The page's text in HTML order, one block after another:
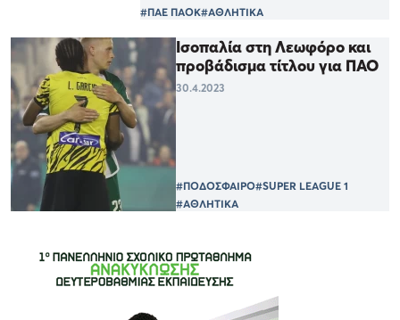
#ΠΑΕ ΠΑΟΚ#ΑΘΛΗΤΙΚΑ
Ισοπαλία στη Λεωφόρο και
προβάδισμα τίτλου για ΠΑΟ
30.4.2023
#ΠΟΔΟΣΦΑΙΡΟ#SUPER LEAGUE 1
#ΑΘΛΗΤΙΚΑ